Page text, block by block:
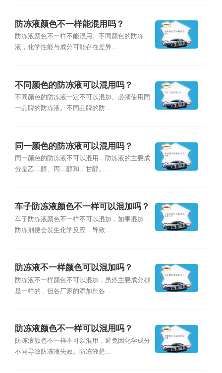
防冻液颜色不一样能混用吗？
防冻液颜色不一样不能混用。不同颜色的防冻
液，化学性能与成分可能存在差异...
不同颜色的防冻液可以混用吗？
不同颜色的防冻液一定不可以混加。必须使用同
一品牌的防冻液。不同品牌的防...
同一颜色的防冻液可以混用吗？
同一颜色的防冻液不可以混用，防冻液的主要成
分是乙二醇、丙二醇和二甘醇。...
车子防冻液颜色不一样可以混加吗？
车子防冻液颜色不一样不可以混加，如果混加，
防冻剂便会发生化学反应，导致...
防冻液不一样颜色可以混加吗？
防冻液不一样颜色不可以混加，虽然主要成分都
是一样的，但各厂家的添加剂各...
防冻液颜色不一样可以混用吗？
防冻液颜色不一样不可以混用，避免因化学成分
不同导致防冻液失效。防冻液是...